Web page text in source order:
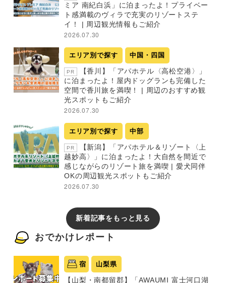
ミア 南紀白浜」に泊まったよ！プライベー
ト感満載のヴィラで充実のリゾートステ
イ！ | 周辺観光情報もご紹介
2026.07.30
エリア別で探す 中国・四国
PR
【香川】「アパホテル〈高松空港〉」
に泊まったよ！屋内ドッグランも完備した
空間で香川旅を満喫！ | 周辺のおすすめ観
光スポットもご紹介
2026.07.30
エリア別で探す 中部
PR
【新潟】「アパホテル＆リゾート〈上
越妙高〉」に泊まったよ！大自然を間近で
感じながらのリゾート旅を満喫 | 愛犬同伴
OKの周辺観光スポットもご紹介
2026.07.30
新着記事をもっと見る
おでかけレポート
宿 山梨県
【山梨・南都留郡】「AWAUMI 富士河口湖